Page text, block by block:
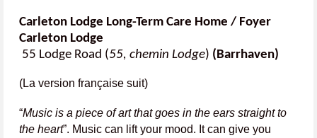
Carleton Lodge Long-Term Care Home / Foyer
Carleton Lodge
55 Lodge Road (55, chemin Lodge) (Barrhaven)
(La version française suit)
“Music is a piece of art that goes in the ears straight to
the heart”. Music can lift your mood. It can give you